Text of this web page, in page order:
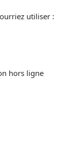
utiliser :
hors ligne